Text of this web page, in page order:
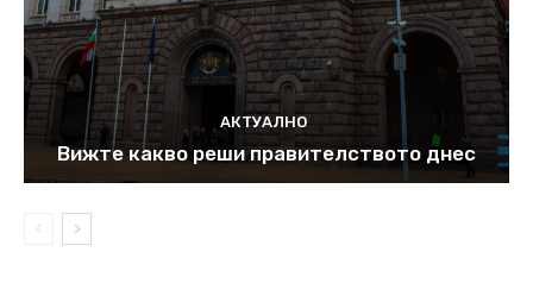
АКТУАЛНО
Вижте какво реши правителството днес